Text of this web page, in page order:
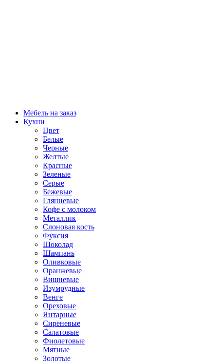
Мебель на заказ
Кухни
Цвет
Белые
Черные
Желтые
Красные
Зеленые
Серые
Бежевые
Глянцевые
Кофе с молоком
Металлик
Слоновая кость
Фуксия
Шоколад
Шампань
Оливковые
Оранжевые
Вишневые
Изумрудные
Венге
Ореховые
Янтарные
Сиреневые
Салатовые
Фиолетовые
Мятные
Золотые